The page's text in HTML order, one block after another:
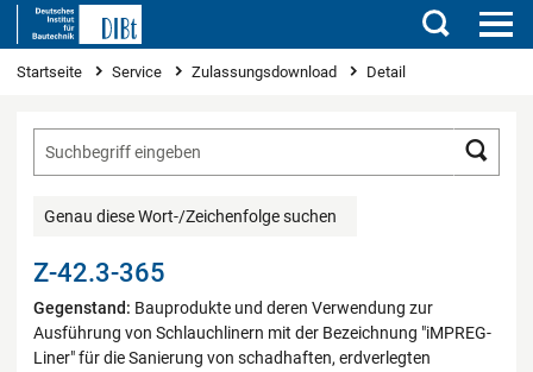
Suchen
Sie sind hier
Startseite Service Zulassungsdownload Detail
Genau diese Wort-/Zeichenfolge suchen
Z-42.3-365
Gegenstand: Bauprodukte und deren Verwendung zur
Ausführung von Schlauchlinern mit der Bezeichnung "iMPREG-
Liner" für die Sanierung von schadhaften, erdverlegten